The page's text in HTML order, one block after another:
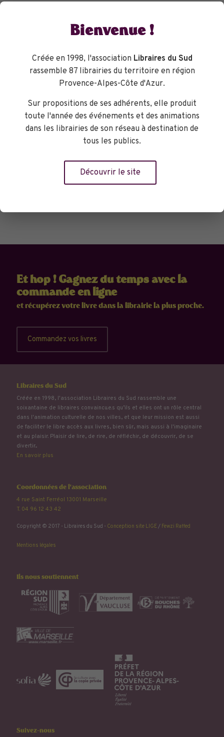
insectes,aux oiseaux,aux poissons,aux
part animale qui est en elle et se
demander au fil des pages qu'elle bête
l'habite ?
Librairie le Bleuet - Isabelle
Et hop ! Gagnez du temps avec la
commande en ligne
et récupérez votre livre dans la librairie la plus proche.
Commandez vos livres
Libraires du Sud
Créée en 1998, l'association Libraires du Sud rassemble une
soixantaine de libraires convaincu.e.s qu’ils et elles ont un rôle central
dans l'animation culturelle de nos villes, et que leur mission est aussi
de faciliter le libre accès aux livres, bien sûr, mais aussi à l'imaginaire
et au plaisir. Plaisir de lire, de rire, de réfléchir, de découvrir, de se
divertir...
En savoir plus
Coordonnées de l'association
4 rue Saint Ferréol 13001 Marseille
T. 04 96 12 43 42
Copyright © 2017 - Libraires du Sud - Conception site LIGE/ Fewzi Raffed
Mentions légales
Ils nous soutiennent
Suivez-nous
Bienvenue !
Créée en 1998, l'association Libraires du Sud
rassemble 87 librairies du territoire en région
Provence-Alpes-Côte d'Azur.
Sur propositions de ses adhérents, elle produit
toute l'année des événements et des animations
dans les librairies de son réseau à destination de
tous les publics.
Découvrir le site